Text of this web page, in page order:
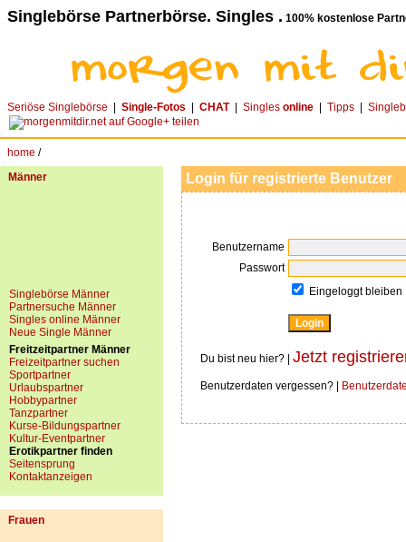
Singlebörse Partnerbörse. Singles . 100% kostenlose
Seriöse Singlebörse Single-Fotos CHAT| Singles online Tipps
home /
Männer
Singlebörse Männer
Partnersuche Männer
Singles online Männer
Neue Single Männer
Freitzeitpartner Männer
Freizeitpartner suchen
Sportpartner
Urlaubspartner
Hobbypartner
Tanzpartner
Kurse-Bildungspartner
Kultur-Eventpartner
Erotikpartner finden
Seitensprung
Kontaktanzeigen
Frauen
Login für registrierte Benutzer
Benutzername
Passwort
Eingeloggt bleiben
Du bist neu hier? | Jetzt
Benutzerdaten vergessen? |